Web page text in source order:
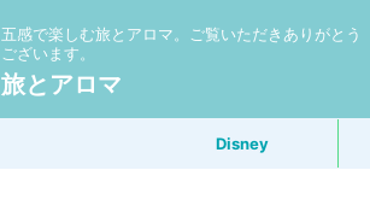
五感で楽しむ旅とアロマ。ご覧いただきありがとう
ございます。
旅とアロマ
Disney